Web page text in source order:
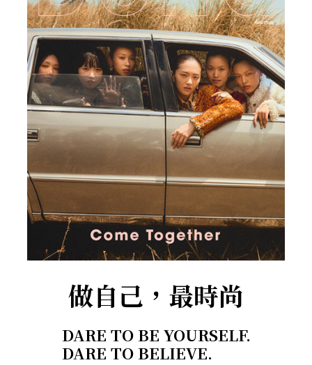
做自己，最時尚
DARE TO BE YOURSELF.
DARE TO BELIEVE.